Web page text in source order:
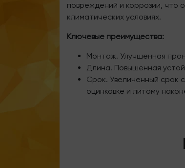
повреждений и коррозии, что
климатических условиях.
Ключевые преимущества:
Монтаж. Улучшенная
Длина. Повышенная
Срок. Увеличенный срок
оцинковке и литому